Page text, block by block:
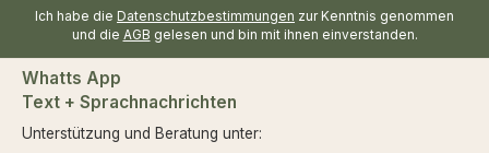
Ich habe die Datenschutzbestimmungen zur Kenntnis genommen
und die AGB gelesen und bin mit ihnen einverstanden.
Whatts App
Text + Sprachnachrichten
Unterstützung und Beratung unter: